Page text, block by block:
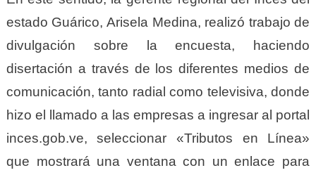
estado Guárico, Arisela Medina, realizó trabajo de
divulgación sobre la encuesta, haciendo
disertación a través de los diferentes medios de
comunicación, tanto radial como televisiva, donde
hizo el llamado a las empresas a ingresar al portal
inces.gob.ve, seleccionar «Tributos en Línea»
que mostrará una ventana con un enlace para